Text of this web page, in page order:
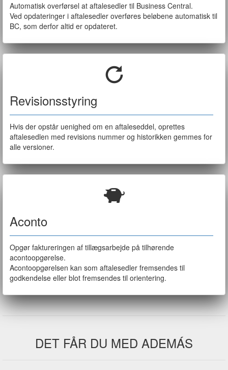
Automatisk overførsel at aftalesedler til Business Central.
Ved opdateringer i aftalesedler overføres beløbene automatisk til
BC, som derfor altid er opdateret.
Revisionsstyring
Hvis der opstår uenighed om en aftaleseddel, oprettes
aftalesedlen med revisions nummer og historikken gemmes for
alle versioner.
Aconto
Opgør faktureringen af tillægsarbejde på tilhørende
acontoopgørelse.
Acontoopgørelsen kan som aftalesedler fremsendes til
godkendelse eller blot fremsendes til orientering.
DET FÅR DU MED ADEMÁS